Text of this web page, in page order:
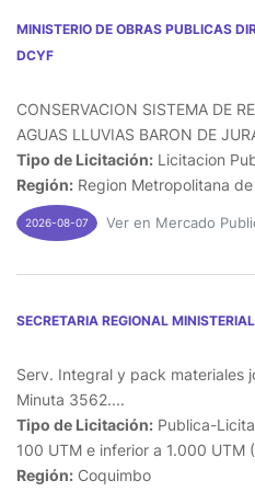
MINISTERIO DE OBRAS PUBLICAS
DCYF
CONSERVACION SISTEMA DE
AGUAS LLUVIAS BARON DE
Tipo de Licitación: Licitacion
Región: Region Metropolitana
2026-08-07 Ver en Mercado
SECRETARIA REGIONAL
Serv. Integral y pack materiales
Minuta 3562....
Tipo de Licitación: Publica-
100 UTM e inferior a 1.000 UTM
Región: Coquimbo